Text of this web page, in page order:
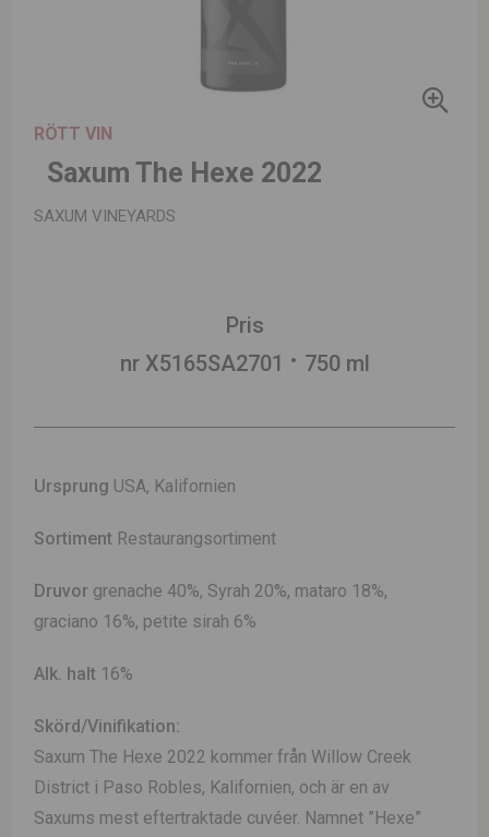
RÖTT VIN
Saxum The Hexe 2022
SAXUM VINEYARDS
Pris
nr X5165SA2701
750 ml
Ursprung USA, Kalifornien
Sortiment Restaurangsortiment
Druvor grenache 40%, Syrah 20%, mataro 18%,
graciano 16%, petite sirah 6%
Alk. halt 16%
Skörd/Vinifikation:
Saxum The Hexe 2022 kommer från Willow Creek
District i Paso Robles, Kalifornien, och är en av
Saxums mest eftertraktade cuvéer. Namnet ”Hexe”